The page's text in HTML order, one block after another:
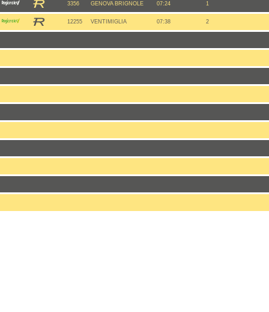
3356 GENOVA BRIGNOLE 07:24 1
12255 VENTIMIGLIA 07:38 2